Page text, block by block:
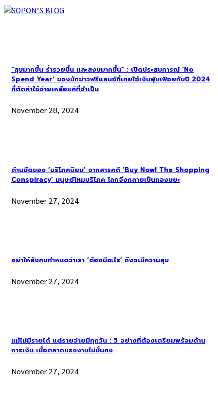
“สุขมากขึ้น ร่ำรวยขึ้น และสงบมากขึ้น” : เปิดประสบการณ์ ‘No
Spend Year’ ของนักข่าวฟรีแลนซ์ที่เคยใช้เงินฟุ่มเฟือยกับปี 2024
ที่ตัดค่าใช้จ่ายเหลือแค่ที่จำเป็น
November 28, 2024
ด้านมืดของ ‘บริโภคนิยม’ จากสารคดี ‘Buy Now! The Shopping
Conspiracy’ มนุษย์โหมบริโภค โลกจึงกลายเป็นกองขยะ
November 27, 2024
อย่าให้สังคมกำหนดว่าเรา ‘ต้องมีอะไร’ ถึงจะมีความสุข
November 27, 2024
แม้ไม่มีรายได้ แต่รายจ่ายมีทุกวัน : 5 อย่างที่ต้องเตรียมพร้อมด้าน
การเงิน เมื่อตลาดแรงงานไม่มั่นคง
November 27, 2024